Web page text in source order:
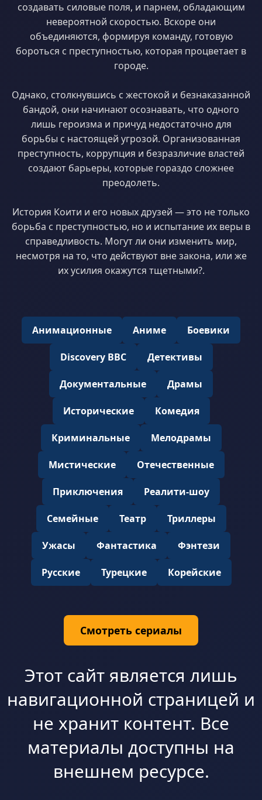
создавать силовые поля, и парнем, обладающим
невероятной скоростью. Вскоре они
объединяются, формируя команду, готовую
бороться с преступностью, которая процветает в
городе.
Однако, столкнувшись с жестокой и безнаказанной
бандой, они начинают осознавать, что одного
лишь героизма и причуд недостаточно для
борьбы с настоящей угрозой. Организованная
преступность, коррупция и безразличие властей
создают барьеры, которые гораздо сложнее
преодолеть.
История Коити и его новых друзей — это не только
борьба с преступностью, но и испытание их веры в
справедливость. Могут ли они изменить мир,
несмотря на то, что действуют вне закона, или же
их усилия окажутся тщетными?.
Анимационные Аниме Боевики
Discovery BBC Детективы
Документальные Драмы
Исторические Комедия
Криминальные Мелодрамы
Мистические Отечественные
Приключения Реалити-шоу
Семейные Театр Триллеры
Ужасы Фантастика Фэнтези
Русские Турецкие Корейские
Смотреть сериалы
Этот сайт является лишь
навигационной страницей и
не хранит контент. Все
материалы доступны на
внешнем ресурсе.